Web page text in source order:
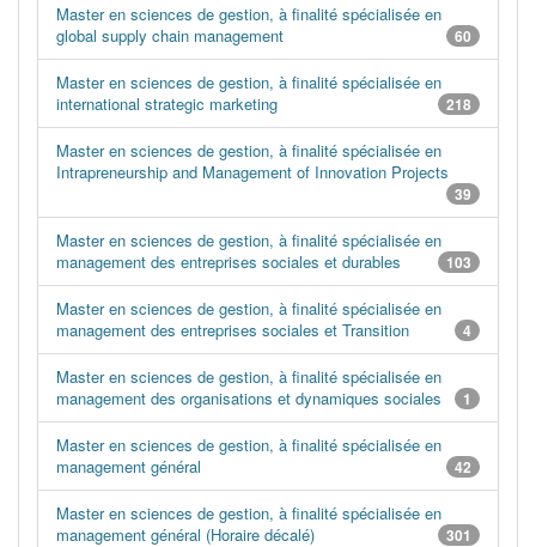
Master en sciences de gestion, à finalité spécialisée en
global supply chain management
60
Master en sciences de gestion, à finalité spécialisée en
international strategic marketing
218
Master en sciences de gestion, à finalité spécialisée en
Intrapreneurship and Management of Innovation Projects
39
Master en sciences de gestion, à finalité spécialisée en
management des entreprises sociales et durables
103
Master en sciences de gestion, à finalité spécialisée en
management des entreprises sociales et Transition
4
Master en sciences de gestion, à finalité spécialisée en
management des organisations et dynamiques sociales
1
Master en sciences de gestion, à finalité spécialisée en
management général
42
Master en sciences de gestion, à finalité spécialisée en
management général (Horaire décalé)
301